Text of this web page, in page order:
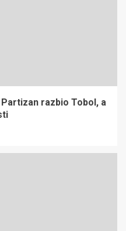
Partizan razbio Tobol, a